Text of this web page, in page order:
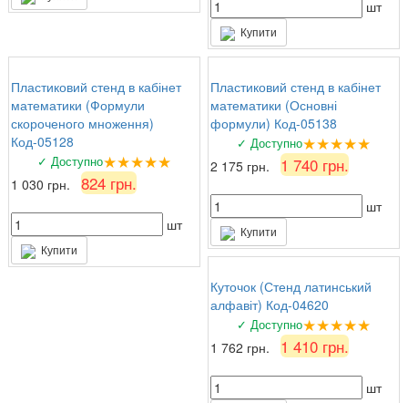
шт
Купити
Пластиковий стенд в кабінет
математики (Формули
скороченого множення)
Код-05128
✓ Доступно★★★★★
1 030 грн. 824 грн.
шт
Купити
Пластиковий стенд в кабінет
математики (Основні
формули) Код-05138
✓ Доступно★★★★★
2 175 грн. 1 740 грн.
шт
Купити
Куточок (Стенд латинський
алфавіт) Код-04620
✓ Доступно★★★★★
1 762 грн. 1 410 грн.
шт